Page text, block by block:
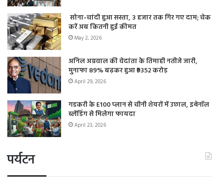
सोना-चांदी हुआ सस्ता, 3 हजार तक गिर गए दाम; चेक
करें अब कितनी हुई कीमत
May 2, 2026
अनिल अग्रवाल की वेदांता के तिमाही नतीजे जारी,
मुनाफा 89% बढ़कर हुआ ₹9352 करोड़
April 29, 2026
गडकरी के E100 प्लान से चीनी शेयरों में उछाल, इथेनॉल
ब्लेंडिंग से मिलेगा फायदा
April 23, 2026
पर्यटन